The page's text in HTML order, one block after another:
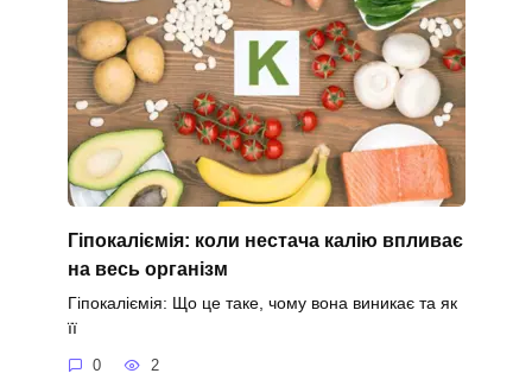
Гіпокаліємія: коли нестача калію впливає
на весь організм
Гіпокаліємія: Що це таке, чому вона виникає та як
її
0 2